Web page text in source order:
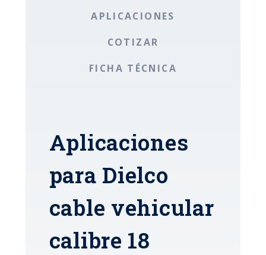
APLICACIONES
COTIZAR
FICHA TÉCNICA
Aplicaciones
para Dielco
cable vehicular
calibre 18